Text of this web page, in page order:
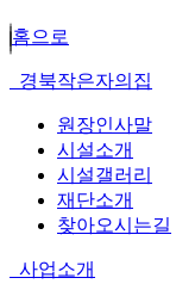
홈으로
경북작은자의집
원장인사말
시설소개
시설갤러리
재단소개
찾아오시는길
사업소개